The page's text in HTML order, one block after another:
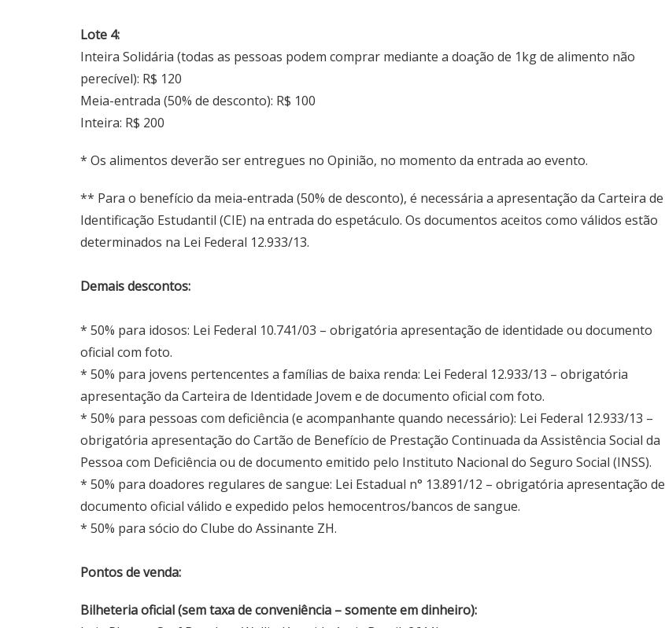
Lote 4:
Inteira Solidária (todas as pessoas podem comprar mediante a doação de 1kg de alimento não
perecível): R$ 120
Meia-entrada (50% de desconto): R$ 100
Inteira: R$ 200
* Os alimentos deverão ser entregues no Opinião, no momento da entrada ao evento.
** Para o benefício da meia-entrada (50% de desconto), é necessária a apresentação da Carteira de
Identificação Estudantil (CIE) na entrada do espetáculo. Os documentos aceitos como válidos estão
determinados na Lei Federal 12.933/13.
Demais descontos:
* 50% para idosos: Lei Federal 10.741/03 – obrigatória apresentação de identidade ou documento
oficial com foto.
* 50% para jovens pertencentes a famílias de baixa renda: Lei Federal 12.933/13 – obrigatória
apresentação da Carteira de Identidade Jovem e de documento oficial com foto.
* 50% para pessoas com deficiência (e acompanhante quando necessário): Lei Federal 12.933/13 –
obrigatória apresentação do Cartão de Benefício de Prestação Continuada da Assistência Social da
Pessoa com Deficiência ou de documento emitido pelo Instituto Nacional do Seguro Social (INSS).
* 50% para doadores regulares de sangue: Lei Estadual n° 13.891/12 – obrigatória apresentação de
documento oficial válido e expedido pelos hemocentros/bancos de sangue.
* 50% para sócio do Clube do Assinante ZH.
Pontos de venda:
Bilheteria oficial (sem taxa de conveniência – somente em dinheiro):